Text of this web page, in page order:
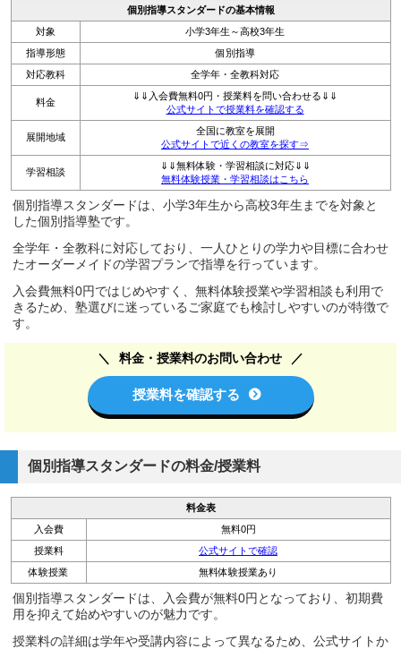
個別指導スタンダードの基本情報
対象
小学3年生～高校3年生
指導形態
個別指導
対応教科
全学年・全教科対応
料金
⇓⇓入会費無料0円・授業料を問い合わせる⇓⇓
公式サイトで授業料を確認する
展開地域
全国に教室を展開
公式サイトで近くの教室を探す⇒
学習相談
⇓⇓無料体験・学習相談に対応⇓⇓
無料体験授業・学習相談はこちら
個別指導スタンダードは、小学3年生から高校3年生までを対象と
した個別指導塾です。
全学年・全教科に対応しており、一人ひとりの学力や目標に合わせ
たオーダーメイドの学習プランで指導を行っています。
入会費無料0円ではじめやすく、無料体験授業や学習相談も利用で
きるため、塾選びに迷っているご家庭でも検討しやすいのが特徴で
す。
料金・授業料のお問い合わせ
授業料を確認する
個別指導スタンダードの料金/授業料
料金表
入会費
無料0円
授業料
公式サイトで確認
体験授業
無料体験授業あり
個別指導スタンダードは、入会費が無料0円となっており、初期費
用を抑えて始めやすいのが魅力です。
授業料の詳細は学年や受講内容によって異なるため、公式サイトか